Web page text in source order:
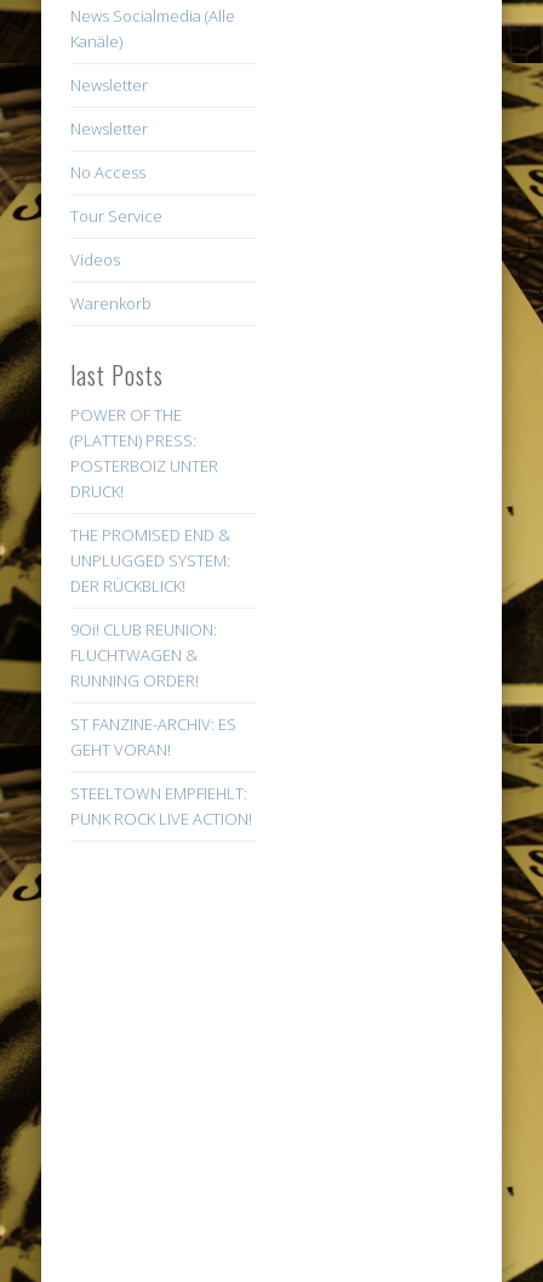
News Socialmedia (Alle
Kanäle)
Newsletter
Newsletter
No Access
Tour Service
Videos
Warenkorb
last Posts
POWER OF THE
(PLATTEN) PRESS:
POSTERBOIZ UNTER
DRUCK!
THE PROMISED END &
UNPLUGGED SYSTEM:
DER RÜCKBLICK!
9Oi! CLUB REUNION:
FLUCHTWAGEN &
RUNNING ORDER!
ST FANZINE-ARCHIV: ES
GEHT VORAN!
STEELTOWN EMPFIEHLT:
PUNK ROCK LIVE ACTION!